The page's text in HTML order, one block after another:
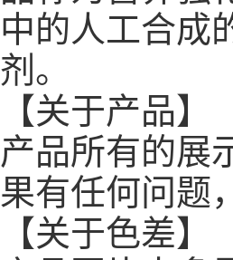
中的人工合成
剂。
【关于产品】
产品所有的展
果有任何问题
【关于色差】